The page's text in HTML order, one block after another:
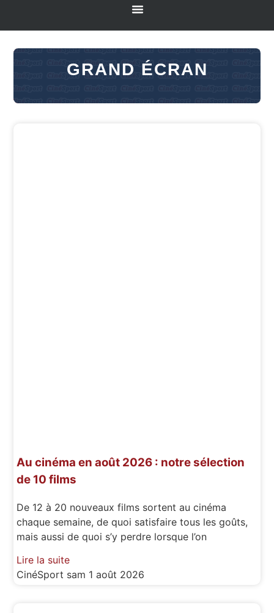
GRAND ÉCRAN
Au cinéma en août 2026 : notre sélection
de 10 films
De 12 à 20 nouveaux films sortent au cinéma
chaque semaine, de quoi satisfaire tous les goûts,
mais aussi de quoi s’y perdre lorsque l’on
Lire la suite
CinéSport sam 1 août 2026